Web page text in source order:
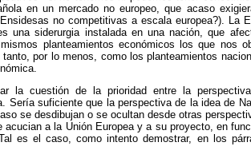
en un mercado no europeo, que acaso
no competitivas a escala europea?). La
una siderurgia instalada en una nación, que
planteamientos económicos los que nos
por lo menos, como los planteamientos
la cuestión de la prioridad entre la
Sería suficiente que la perspectiva de la idea de
se desdibujan o se ocultan desde otras
a la Unión Europea y a su proyecto, en
es el caso, como intento demostrar, en los